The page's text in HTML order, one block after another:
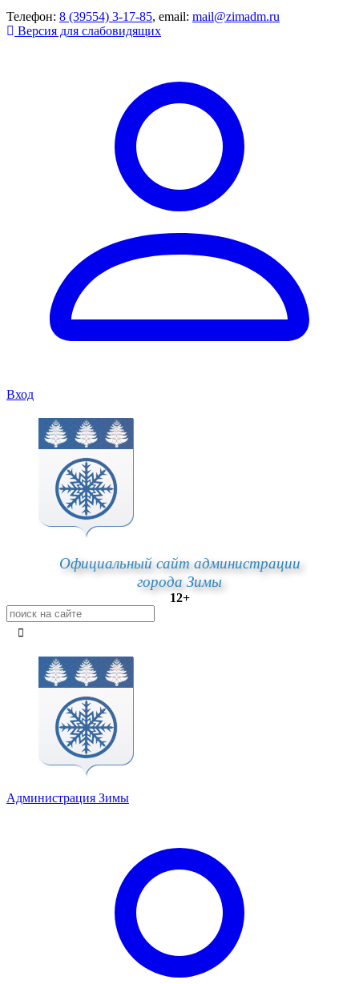
Телефон: 8 (39554) 3-17-85, email: mail@zimadm.ru
Версия для слабовидящих
Вход
Официальный сайт администрации
города Зимы
12+
Администрация Зимы